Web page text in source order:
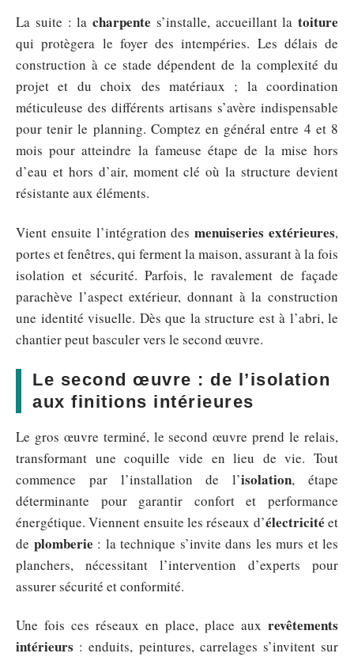
La suite : la charpente s’installe, accueillant la toiture
qui protègera le foyer des intempéries. Les délais de
construction à ce stade dépendent de la complexité du
projet et du choix des matériaux ; la coordination
méticuleuse des différents artisans s’avère indispensable
pour tenir le planning. Comptez en général entre 4 et 8
mois pour atteindre la fameuse étape de la mise hors
d’eau et hors d’air, moment clé où la structure devient
résistante aux éléments.
Vient ensuite l’intégration desmenuiseries extérieures,
portes et fenêtres, qui ferment la maison, assurant à la fois
isolation et sécurité. Parfois, le ravalement de façade
parachève l’aspect extérieur, donnant à la construction
une identité visuelle. Dès que la structure est à l’abri, le
chantier peut basculer vers le second œuvre.
Le second œuvre : de l’isolation
aux finitions intérieures
Le gros œuvre terminé, le second œuvre prend le relais,
transformant une coquille vide en lieu de vie. Tout
commence par l’installation de l’isolation, étape
déterminante pour garantir confort et performance
énergétique. Viennent ensuite les réseaux d’électricité et
de plomberie : la technique s’invite dans les murs et les
planchers, nécessitant l’intervention d’experts pour
assurer sécurité et conformité.
Une fois ces réseaux en place, place aux revêtements
intérieurs : enduits, peintures, carrelages s’invitent sur